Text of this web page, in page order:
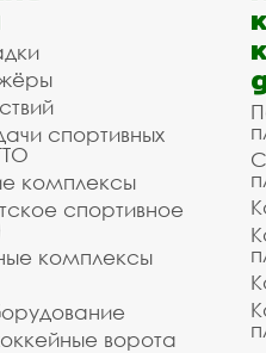
спортивных
комплексы
спортивное
комплексы
ворота